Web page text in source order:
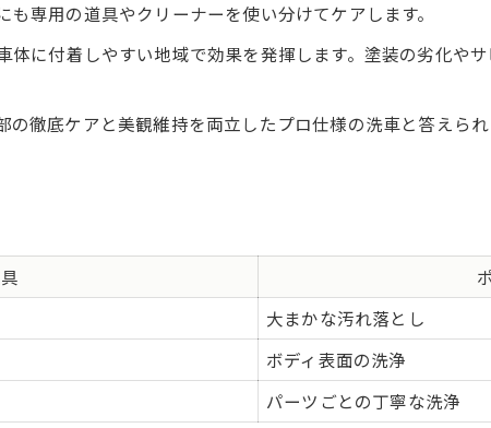
える群馬でのディテール洗車法
県で実践できるディテール洗車法
前後の気候や時間帯別ポイント一覧
時間帯で差がつくディテール洗車効果
車のリスクと朝昼洗車のメリット比較
馬県の気候を活かす洗車タイミング術
シミや拭き残しを防ぐ洗車の工夫とは
テール洗車に適した季節別ポイント
ファイバー活用術で差をつける仕上がり
専用の道具やクリーナーを使い分けてケアします。
に付着しやすい地域で効果を発揮します。塗装の劣化や
の徹底ケアと美観維持を両立したプロ仕様の洗車と答えら
大まかな汚れ落とし
ボディ表面の洗浄
パーツごとの丁寧な洗浄